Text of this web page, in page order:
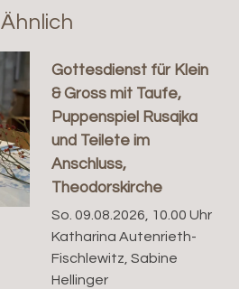
Ähnlich
Gottesdienst für Klein
& Gross mit Taufe,
Puppenspiel Rusajka
und Teilete im
Anschluss,
Theodorskirche
So. 09.08.2026, 10.00 Uhr
Katharina Autenrieth-
Fischlewitz, Sabine
Hellinger